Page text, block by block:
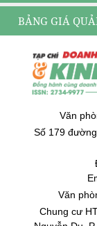
BẢNG GIÁ
Văn
Số 179
Văn
Chung cư